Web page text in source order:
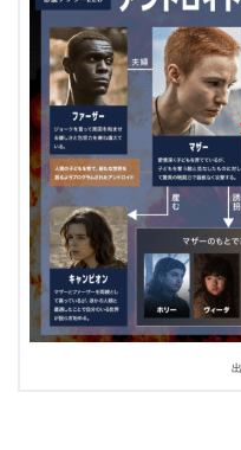
3.2謎の身のこなしの
3.3超・閲覧注意！マ
3.4マザーとファーザ
3.5“蛇の穴”の謎、“あ
3.6マザーの目を食べ
4.『レイズド・バイ・
第10話（最終回）あら